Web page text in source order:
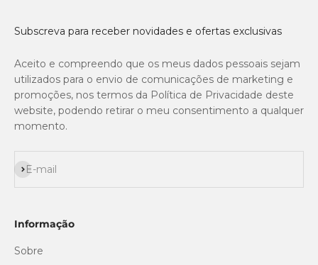
Subscreva para receber novidades e ofertas exclusivas
Aceito e compreendo que os meus dados pessoais sejam
utilizados para o envio de comunicações de marketing e
promoções, nos termos da Política de Privacidade deste
website, podendo retirar o meu consentimento a qualquer
momento.
E-mail
Subscrever
Informação
Sobre